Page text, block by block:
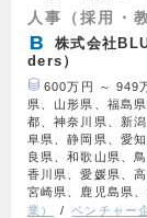
人事（採用・
株式会社
ders）
600万円 ～ 949
県、山形県、福島
都、神奈川県、新
阜県、静岡県、愛
良県、和歌山県、
香川県、愛媛県、
宮崎県、鹿児島県
業）
ベンチャー